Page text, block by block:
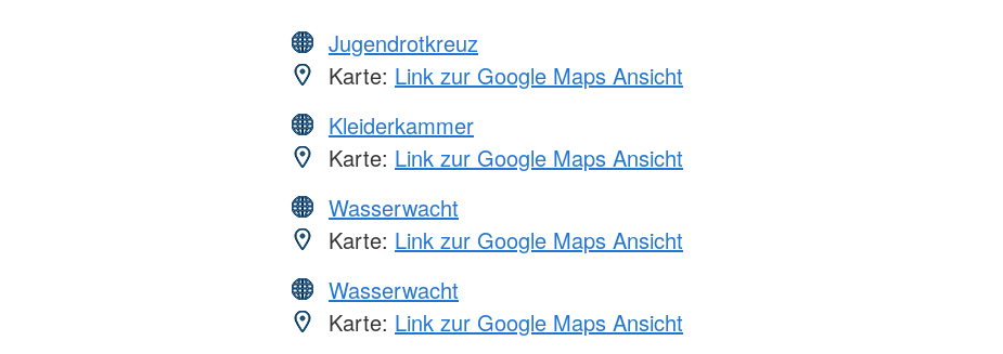
Jugendrotkreuz
Karte: Link zur Google Maps Ansicht
Kleiderkammer
Karte: Link zur Google Maps Ansicht
Wasserwacht
Karte: Link zur Google Maps Ansicht
Wasserwacht
Karte: Link zur Google Maps Ansicht